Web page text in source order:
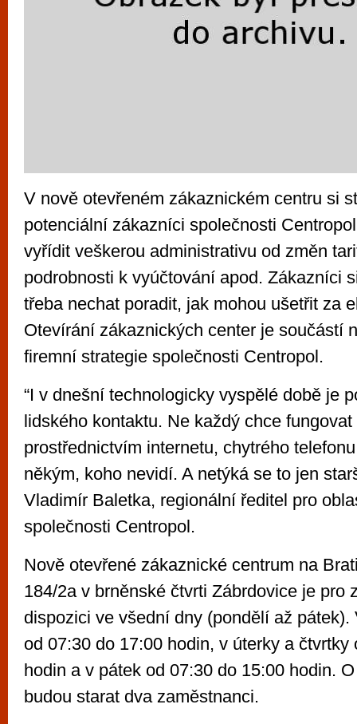
V nově otevřeném zákaznickém centru si
potenciální zákazníci společnosti
vyřídit veškerou administrativu od změn
podrobnosti k vyúčtování apod. Zákazníci
třeba nechat poradit, jak mohou ušetřit za
Otevírání zákaznických center je součástí
firemní strategie společnosti Centropol.
“I v dnešní technologicky vyspělé době je
lidského kontaktu. Ne každý chce fungovat
prostřednictvím internetu, chytrého
někým, koho nevidí. A netýká se to jen
Vladimír Baletka, regionální ředitel pro
společnosti Centropol.
Nově otevřené zákaznické centrum na
184/2a v brněnské čtvrti Zábrdovice je pro
dispozici ve všední dny (pondělí až pátek).
od 07:30 do 17:00 hodin, v úterky a čtvrtky
hodin a v pátek od 07:30 do 15:00 hodin.
budou starat dva zaměstnanci.